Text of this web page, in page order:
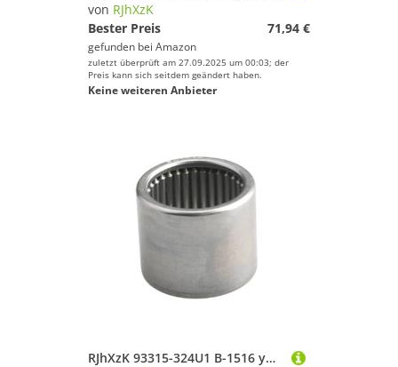
von RJhXzK
Bester Preis
71,94 €
gefunden bei Amazon
zuletzt überprüft am 27.09.2025 um 00:03; der
Preis kann sich seitdem geändert haben.
Keine weiteren Anbieter
RJhXzK 93315-324U1 B-1516 ymh Nadellager for Außenbordmotor 2T 40HP Bootsmotor Torrington Vollrollig gezogene Schale